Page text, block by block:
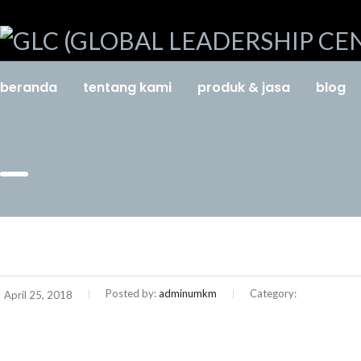
beranda tentang kami produk & jasa blog
April 25, 2018 Posted by:adminumkm Category: